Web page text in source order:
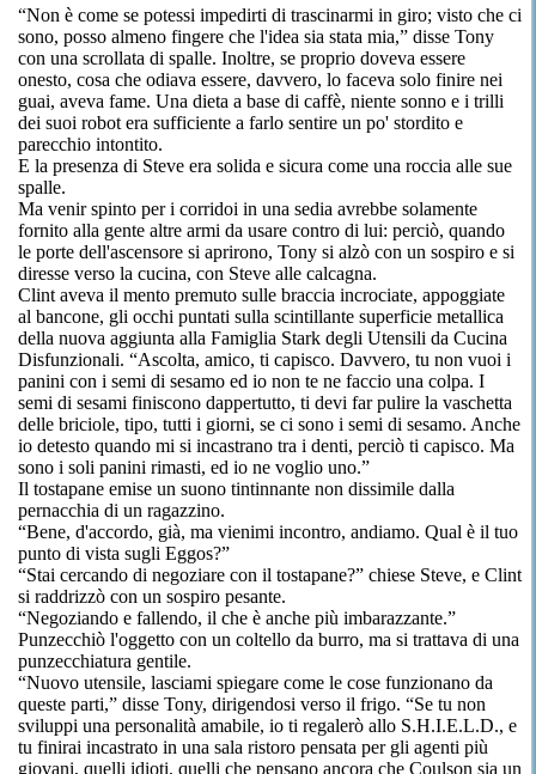
“Non è come se potessi impedirti di trascinarmi in giro; visto che ci
sono, posso almeno fingere che l'idea sia stata mia,” disse Tony
con una scrollata di spalle. Inoltre, se proprio doveva essere
onesto, cosa che odiava essere, davvero, lo faceva solo finire nei
guai, aveva fame. Una dieta a base di caffè, niente sonno e i trilli
dei suoi robot era sufficiente a farlo sentire un po' stordito e
parecchio intontito.
E la presenza di Steve era solida e sicura come una roccia alle sue
spalle.
Ma venir spinto per i corridoi in una sedia avrebbe solamente
fornito alla gente altre armi da usare contro di lui: perciò, quando
le porte dell'ascensore si aprirono, Tony si alzò con un sospiro e si
diresse verso la cucina, con Steve alle calcagna.
Clint aveva il mento premuto sulle braccia incrociate, appoggiate
al bancone, gli occhi puntati sulla scintillante superficie metallica
della nuova aggiunta alla Famiglia Stark degli Utensili da Cucina
Disfunzionali. “Ascolta, amico, ti capisco. Davvero, tu non vuoi i
panini con i semi di sesamo ed io non te ne faccio una colpa. I
semi di sesami finiscono dappertutto, ti devi far pulire la vaschetta
delle briciole, tipo, tutti i giorni, se ci sono i semi di sesamo. Anche
io detesto quando mi si incastrano tra i denti, perciò ti capisco. Ma
sono i soli panini rimasti, ed io ne voglio uno.”
Il tostapane emise un suono tintinnante non dissimile dalla
pernacchia di un ragazzino.
“Bene, d'accordo, già, ma vienimi incontro, andiamo. Qual è il tuo
punto di vista sugli Eggos?”
“Stai cercando di negoziare con il tostapane?” chiese Steve, e Clint
si raddrizzò con un sospiro pesante.
“Negoziando e fallendo, il che è anche più imbarazzante.”
Punzecchiò l'oggetto con un coltello da burro, ma si trattava di una
punzecchiatura gentile.
“Nuovo utensile, lasciami spiegare come le cose funzionano da
queste parti,” disse Tony, dirigendosi verso il frigo. “Se tu non
sviluppi una personalità amabile, io ti regalerò allo S.H.I.E.L.D., e
tu finirai incastrato in una sala ristoro pensata per gli agenti più
giovani, quelli idioti, quelli che pensano ancora che Coulson sia un